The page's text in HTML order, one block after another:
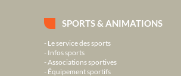
SPORTS & ANIMATIONS
Le service des sports
Infos sports
Associations sportives
Équipement sportifs